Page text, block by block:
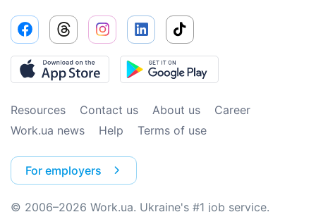
Resources Contact us About us
Сareer
Work.ua news
Help Terms of use
For employers
© 2006–2026 Work.ua. Ukraine's #1 job service.